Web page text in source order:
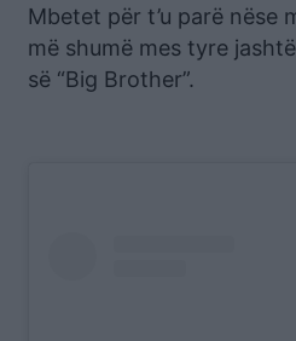
Mbetet për t’u parë nëse
më shumë mes tyre
së “Big Brother”.